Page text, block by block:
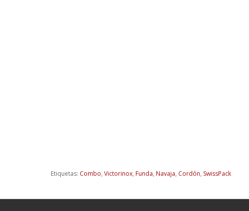
Etiquetas: Combo, Victorinox, Funda, Navaja, Cordón, SwissPack